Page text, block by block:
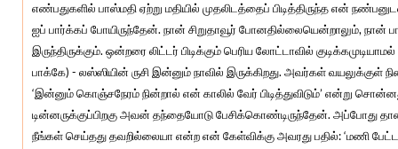
எண்பதுகளில் பாஸ்மதி ஏற்று மதியில் முதலிடத்தைப் பிடித்திருந்த என்
ஐப் பார்க்கப் போயிருந்தேன். நான் சிறுதாவூர் போனதில்லையென்றாலும், நான்
இருந்திருக்கும். ஒன்றரை லிட்டர் பிடிக்கும் பெரிய லோட்டாவில்
பாக்கே) - லஸ்ஸியின் ருசி இன்னும் நாவில் இருக்கிறது. அவர்கள் வயலுக்குள்
‘இன்னும் கொஞ்சநேரம் நின்றால் என் காலில் வேர் பிடித்துவிடும்’ என்று
டின்னருக்குப்பிறகு அவன் தந்தையோடு பேசிக்கொண்டிருந்தேன்.
நீங்கள் செய்தது தவறில்லையா என்ற என் கேள்விக்கு அவரது பதில்: ‘மணி